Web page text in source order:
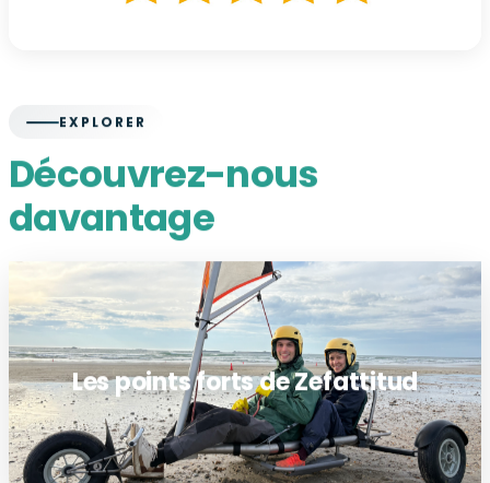
EXPLORER
Découvrez-nous
davantage
Les points forts de Zefattitud